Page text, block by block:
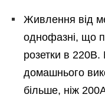
Живлення від
однофазні, що
розетки в 220В.
домашнього
більше, ніж